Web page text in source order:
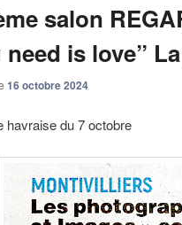
salon
need is love”
16 octobre 2024
havraise du 7 octobre